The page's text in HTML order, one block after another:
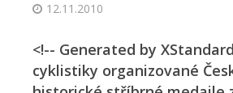
12.11.2010
<!-- Generated by
cyklistiky organizované